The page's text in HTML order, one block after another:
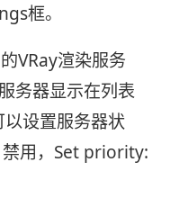
框。
VRay渲染服务
务器显示在列表
设置服务器状
用，Set priority: